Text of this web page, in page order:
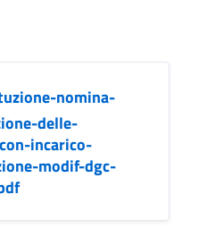
nomina-
delle-
incarico-
modif-dgc-